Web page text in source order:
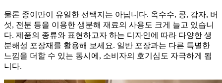
물론 종이만이 유일한 선택지는 아닙니다. 옥수수, 콩, 감자, 버
섯, 전분 등을 이용한 생분해 재료의 사용도 크게 늘고 있습니
다. 제품의 종류와 표현하고자 하는 디자인에 따라 다양한 생
분해성 포장재를 활용해 보세요. 일반 포장과는 다른 특별한
느낌을 더할 수 있는 동시에, 소비자의 호기심도 자극하게 됩
니다.